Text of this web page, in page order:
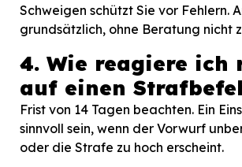
Schweigen schützt Sie vor Fehlern.
grundsätzlich, ohne Beratung nicht
4. Wie reagiere ich
auf einen
Frist von 14 Tagen beachten. Ein
sinnvoll sein, wenn der Vorwurf
oder die Strafe zu hoch erscheint.